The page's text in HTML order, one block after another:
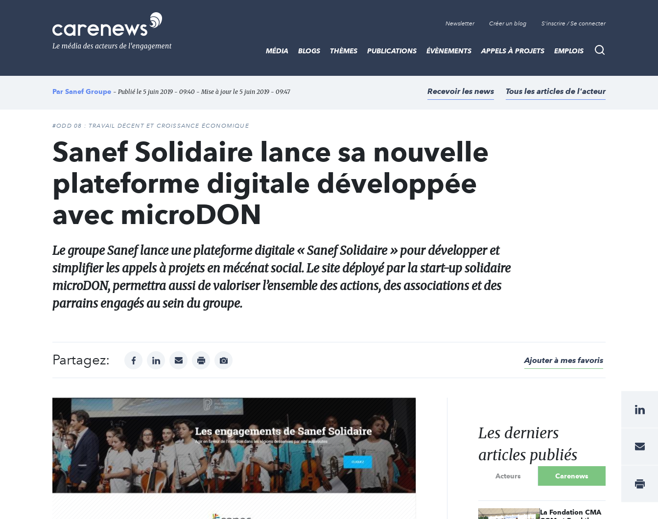
Le
média
de
l'engagement
Newsletter Créer un blog S'inscrire / Se connecter
Recherche
MÉDIA BLOGS THÈMES PUBLICATIONS ÉVÈNEMENTS APPELS À PROJETS EMPLOIS
Par Sanef Groupe - Publié le 5 juin 2019 - 09:40 - Mise à jour le 5 juin 2019 - 09:47 Recevoir les news Tous les articles de l'acteur
#ODD 08 : TRAVAIL DÉCENT ET CROISSANCE ÉCONOMIQUE
Sanef Solidaire lance sa nouvelle
plateforme digitale développée
avec microDON
Le groupe Sanef lance une plateforme digitale « Sanef Solidaire » pour développer et
simplifier les appels à projets en mécénat social. Le site déployé par la start-up solidaire
microDON, permettra aussi de valoriser l’ensemble des actions, des associations et des
parrains engagés au sein du groupe.
Partagez: facebooklinkedinmail print
Afficher
Ajouter à mes favoris
Les derniers
articles publiés
Acteurs Carenews
La Fondation CMA